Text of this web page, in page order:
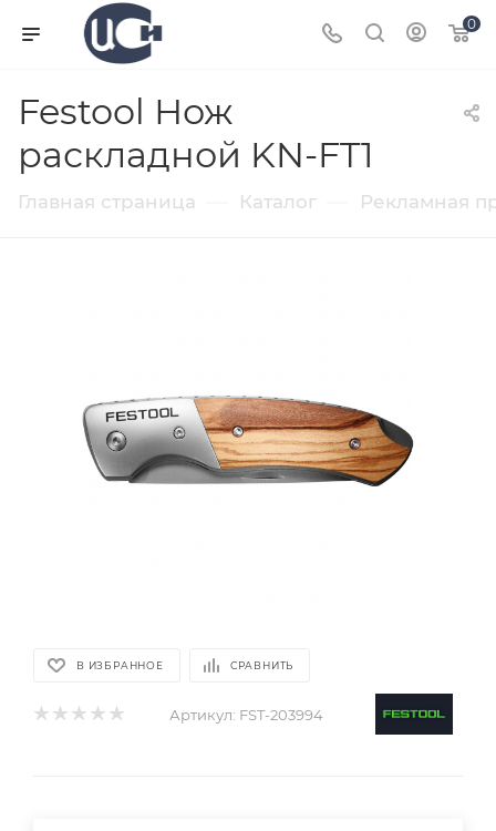
0
Festool Нож
раскладной KN-FT1
Главная страница Каталог Рекламная
В ИЗБРАННОЕ СРАВНИТЬ
Артикул: FST-203994